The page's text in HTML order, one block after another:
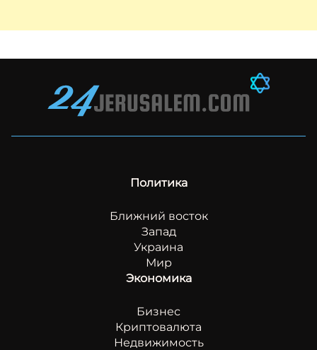
Политика
Ближний восток
Запад
Украина
Мир
Экономика
Бизнес
Криптовалюта
Недвижимость